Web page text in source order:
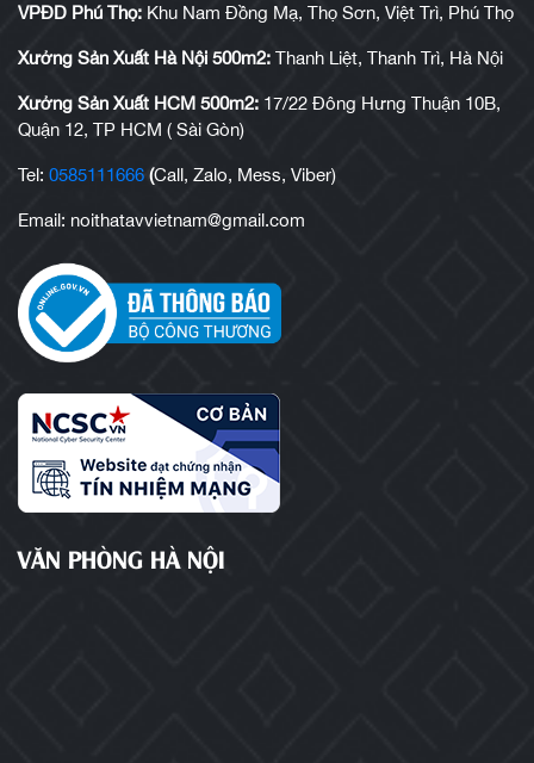
VPĐD Phú Thọ: Khu Nam Đồng Mạ, Thọ Sơn, Việt Trì, Phú Thọ
Xưởng Sản Xuất Hà Nội 500m2: Thanh Liệt, Thanh Trì, Hà Nội
Xưởng Sản Xuất HCM 500m2: 17/22 Đông Hưng Thuận 10B,
Quận 12, TP HCM ( Sài Gòn)
Tel: 0585111666 (Call, Zalo, Mess, Viber)
Email: noithatavvietnam@gmail.com
VĂN PHÒNG HÀ NỘI